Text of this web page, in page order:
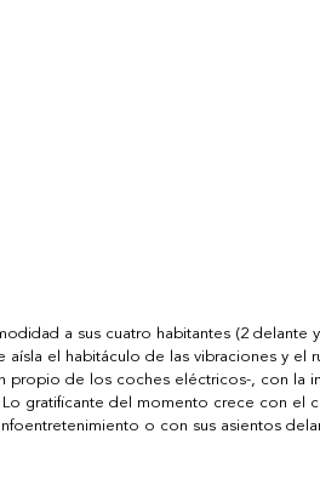
a sus cuatro habitantes (2 delante
aísla el habitáculo de las vibraciones y el
de los coches eléctricos-, con la
gratificante del momento crece con el
o con sus asientos